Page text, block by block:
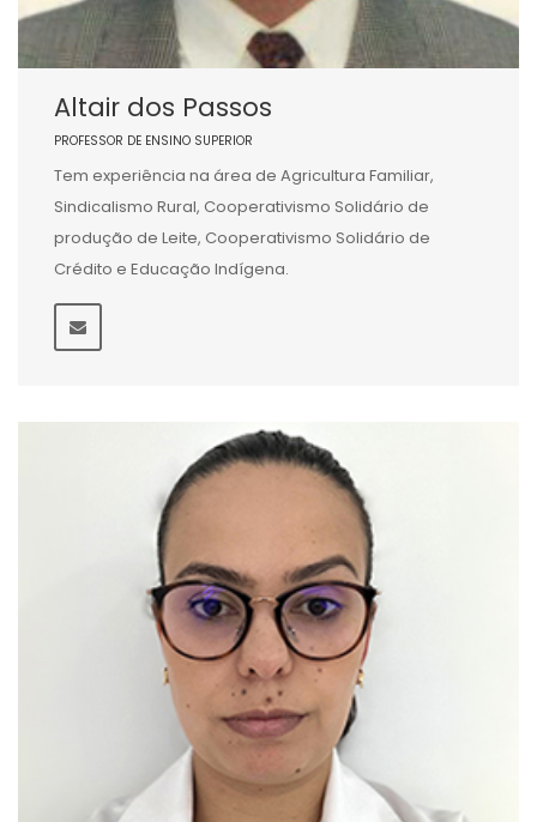
Altair dos Passos
PROFESSOR DE ENSINO SUPERIOR
Tem experiência na área de Agricultura Familiar,
Sindicalismo Rural, Cooperativismo Solidário de
produção de Leite, Cooperativismo Solidário de
Crédito e Educação Indígena.